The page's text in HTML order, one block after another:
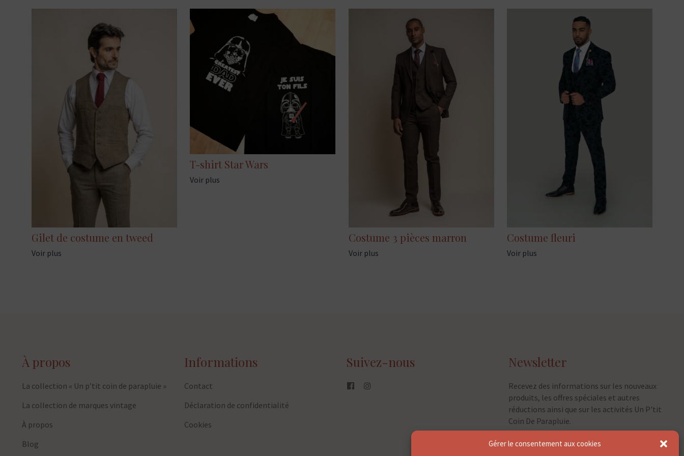
Gérer le consentement aux cookies
Gilet de costume en tweed
Voir plus
T-shirt Star Wars
Voir plus
Costume 3 pièces marron
Voir plus
Costume fleuri
Voir plus
À propos
La collection « Un p’tit coin de parapluie »
La collection de marques vintage
À propos
Blog
Informations
Contact
Déclaration de confidentialité
Cookies
Suivez-nous Newsletter
Recevez des informations sur les nouveaux
produits, les offres spéciales et autres
réductions ainsi que sur les activités Un P'tit
Coin De Parapluie.